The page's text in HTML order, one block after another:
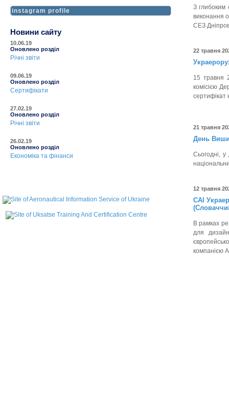
instagram profile
Новини сайту
10.06.19
Оновлено розділ
Річні звіти
09.06.19
Оновлено розділ
Сертифікати
27.02.19
Оновлено розділ
Річні звіти
26.02.19
Оновлено розділ
Економіка та фінанси
З глибоким
виконання
СЕЗ
22 травня
15 травня
комісією
сертифікат
21 травня
День
Сьогодні,
12 травня
САІ
В рамках
для
компанією